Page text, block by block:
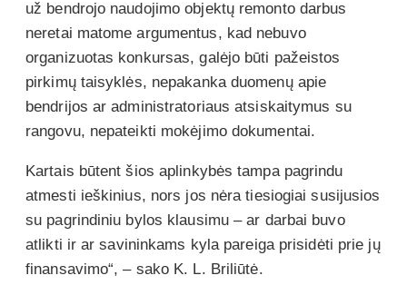
už bendrojo naudojimo objektų remonto darbus
neretai matome argumentus, kad nebuvo
organizuotas konkursas, galėjo būti pažeistos
pirkimų taisyklės, nepakanka duomenų apie
bendrijos ar administratoriaus atsiskaitymus su
rangovu, nepateikti mokėjimo dokumentai.
Kartais būtent šios aplinkybės tampa pagrindu
atmesti ieškinius, nors jos nėra tiesiogiai susijusios
su pagrindiniu bylos klausimu – ar darbai buvo
atlikti ir ar savininkams kyla pareiga prisidėti prie jų
finansavimo“, – sako K. L. Briliūtė.